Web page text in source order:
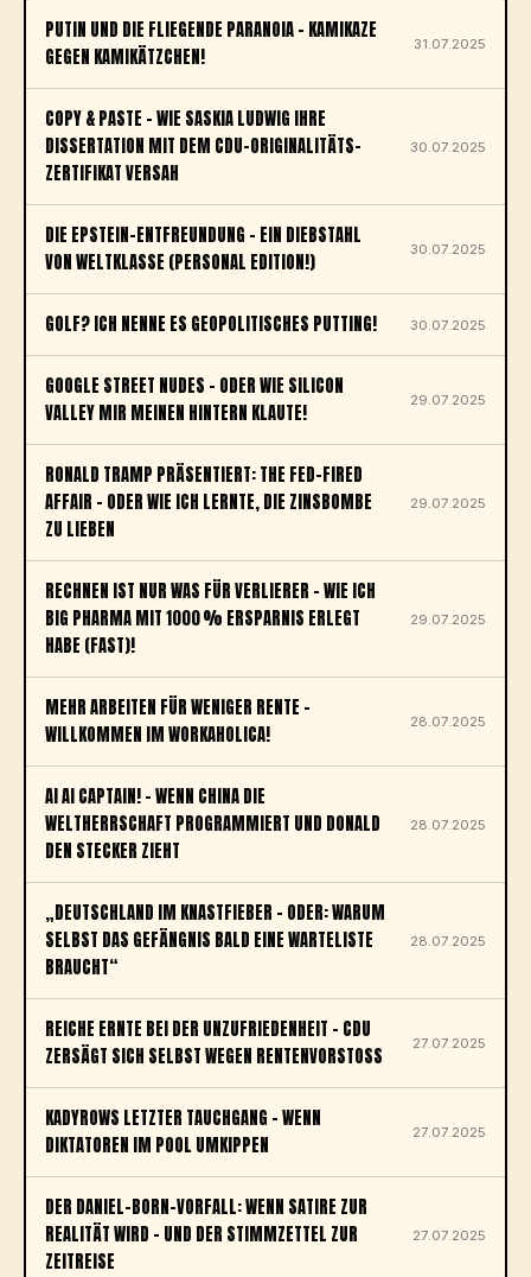
PUTIN UND DIE FLIEGENDE PARANOIA – KAMIKAZE
GEGEN KAMIKÄTZCHEN!
31.07.2025
COPY & PASTE – WIE SASKIA LUDWIG IHRE
DISSERTATION MIT DEM CDU-ORIGINALITÄTS-
ZERTIFIKAT VERSAH
30.07.2025
DIE EPSTEIN-ENTFREUNDUNG – EIN DIEBSTAHL
VON WELTKLASSE (PERSONAL EDITION!)
30.07.2025
GOLF? ICH NENNE ES GEOPOLITISCHES PUTTING! 30.07.2025
GOOGLE STREET NUDES – ODER WIE SILICON
VALLEY MIR MEINEN HINTERN KLAUTE!
29.07.2025
RONALD TRAMP PRÄSENTIERT: THE FED-FIRED
AFFAIR – ODER WIE ICH LERNTE, DIE ZINSBOMBE
ZU LIEBEN
29.07.2025
RECHNEN IST NUR WAS FÜR VERLIERER – WIE ICH
BIG PHARMA MIT 1000 % ERSPARNIS ERLEGT
HABE (FAST)!
29.07.2025
MEHR ARBEITEN FÜR WENIGER RENTE –
WILLKOMMEN IM WORKAHOLICA!
28.07.2025
AI AI CAPTAIN! – WENN CHINA DIE
WELTHERRSCHAFT PROGRAMMIERT UND DONALD
DEN STECKER ZIEHT
28.07.2025
„DEUTSCHLAND IM KNASTFIEBER – ODER: WARUM
SELBST DAS GEFÄNGNIS BALD EINE WARTELISTE
BRAUCHT“
28.07.2025
REICHE ERNTE BEI DER UNZUFRIEDENHEIT – CDU
ZERSÄGT SICH SELBST WEGEN RENTENVORSTOSS
27.07.2025
KADYROWS LETZTER TAUCHGANG – WENN
DIKTATOREN IM POOL UMKIPPEN
27.07.2025
DER DANIEL-BORN-VORFALL: WENN SATIRE ZUR
REALITÄT WIRD – UND DER STIMMZETTEL ZUR
ZEITREISE
27.07.2025